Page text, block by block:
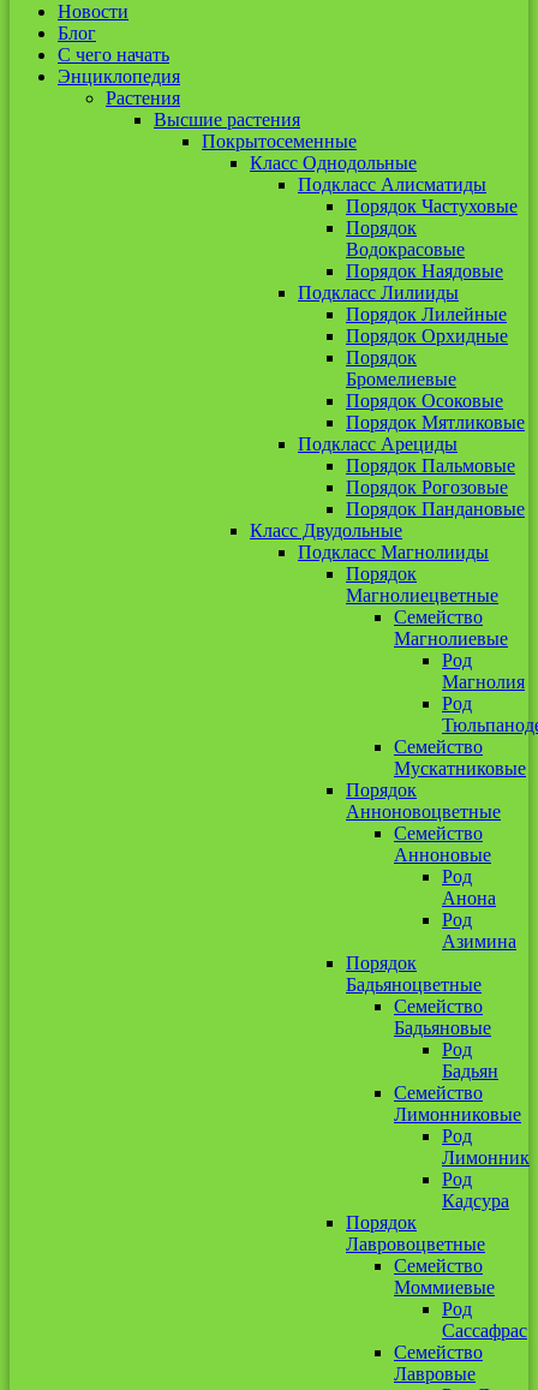
Новости
Блог
С чего начать
Энциклопедия
Растения
Высшие растения
Покрытосеменные
Класс Однодольные
Подкласс Алисматиды
Порядок Частуховые
Порядок
Водокрасовые
Порядок Наядовые
Подкласс Лилииды
Порядок Лилейные
Порядок Орхидные
Порядок
Бромелиевые
Порядок Осоковые
Порядок Мятликовые
Подкласс Арециды
Порядок Пальмовые
Порядок Рогозовые
Порядок Пандановые
Класс Двудольные
Подкласс Магнолииды
Порядок
Магнолиецветные
Семейство
Магнолиевые
Род
Магнолия
Род
Семейство
Мускатниковые
Порядок
Анноновоцветные
Семейство
Анноновые
Род
Анона
Род
Азимина
Порядок
Бадьяноцветные
Семейство
Бадьяновые
Род
Бадьян
Семейство
Лимонниковые
Род
Лимонник
Род
Кадсура
Порядок
Лавровоцветные
Семейство
Моммиевые
Род
Сассафрас
Семейство
Лавровые